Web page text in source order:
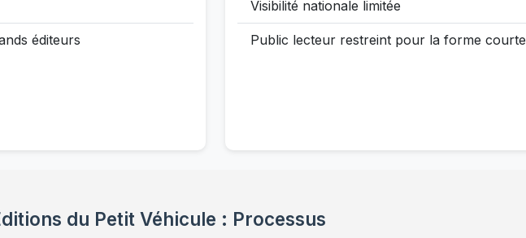
éditeurs
Visibilité nationale limitée
Public lecteur restreint pour la forme courte
du Petit Véhicule : Processus